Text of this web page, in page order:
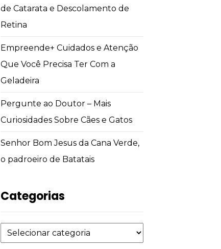
de Catarata e Descolamento de
Retina
Empreende+ Cuidados e Atenção
Que Você Precisa Ter Com a
Geladeira
Pergunte ao Doutor – Mais
Curiosidades Sobre Cães e Gatos
Senhor Bom Jesus da Cana Verde,
o padroeiro de Batatais
Categorias